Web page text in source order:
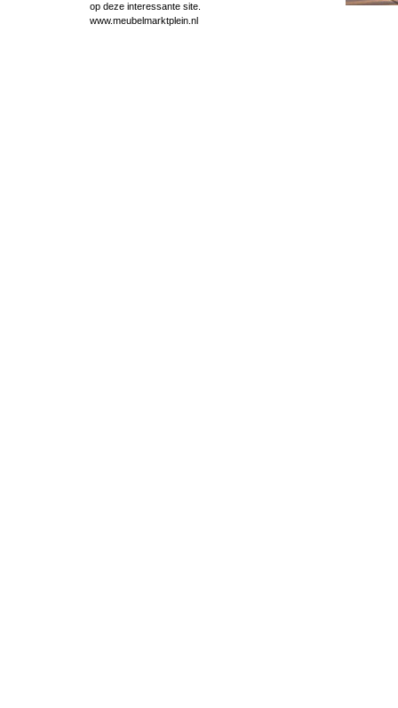
op deze interessante site.
www.meubelmarktplein.nl